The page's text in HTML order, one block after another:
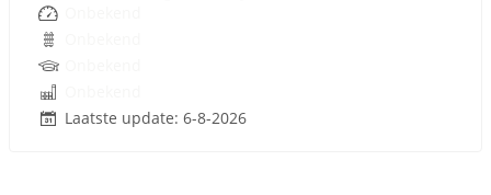
Laatste update: 6-8-2026